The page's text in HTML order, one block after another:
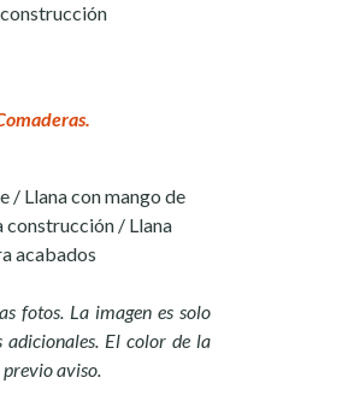
/ Llana con mango de
construcción / Llana
acabados
fotos. La imagen es solo
adicionales. El color de la
aviso.